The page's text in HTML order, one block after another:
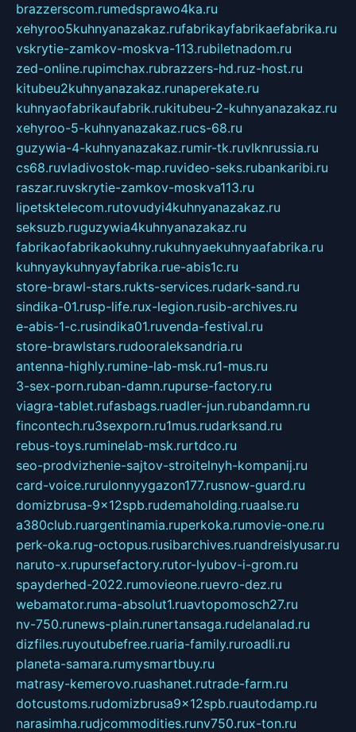
brazzerscom.rumedsprawo4ka.ru
xehyroo5kuhnyanazakaz.rufabrikayfabrikaefabrika.ru
vskrytie-zamkov-moskva-113.rubiletnadom.ru
zed-online.rupimchax.rubrazzers-hd.ruz-host.ru
kitubeu2kuhnyanazakaz.runaperekate.ru
kuhnyaofabrikaufabrik.rukitubeu-2-kuhnyanazakaz.ru
xehyroo-5-kuhnyanazakaz.rucs-68.ru
guzywia-4-kuhnyanazakaz.rumir-tk.ruvlknrussia.ru
cs68.ruvladivostok-map.ruvideo-seks.rubankaribi.ru
raszar.ruvskrytie-zamkov-moskva113.ru
lipetsktelecom.rutovudyi4kuhnyanazakaz.ru
seksuzb.ruguzywia4kuhnyanazakaz.ru
fabrikaofabrikaokuhny.rukuhnyaekuhnyaafabrika.ru
kuhnyaykuhnyayfabrika.rue-abis1c.ru
store-brawl-stars.rukts-services.rudark-sand.ru
sindika-01.rusp-life.rux-legion.rusib-archives.ru
e-abis-1-c.rusindika01.ruvenda-festival.ru
store-brawlstars.rudooraleksandria.ru
antenna-highly.rumine-lab-msk.ru1-mus.ru
3-sex-porn.ruban-damn.rupurse-factory.ru
viagra-tablet.rufasbags.ruadler-jun.rubandamn.ru
fincontech.ru3sexporn.ru1mus.rudarksand.ru
rebus-toys.ruminelab-msk.rurtdco.ru
seo-prodvizhenie-sajtov-stroitelnyh-kompanij.ru
card-voice.rurulonnyygazon177.rusnow-guard.ru
domizbrusa-9x12spb.rudemaholding.ruaalse.ru
a380club.ruargentinamia.ruperkoka.rumovie-one.ru
perk-oka.rug-octopus.rusibarchives.ruandreislyusar.ru
naruto-x.rupursefactory.rutor-lyubov-i-grom.ru
spayderhed-2022.rumovieone.ruevro-dez.ru
webamator.ruma-absolut1.ruavtopomosch27.ru
nv-750.runews-plain.runertansaga.rudelanalad.ru
dizfiles.ruyoutubefree.ruaria-family.ruroadli.ru
planeta-samara.rumysmartbuy.ru
matrasy-kemerovo.ruashanet.rutrade-farm.ru
dotcustoms.rudomizbrusa9x12spb.ruautodamp.ru
narasimha.rudjcommodities.runv750.rux-ton.ru